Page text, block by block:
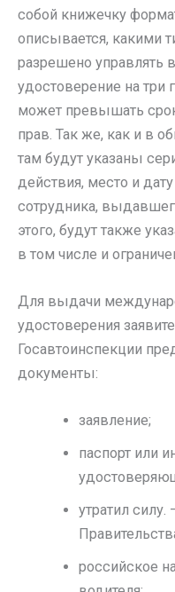
собой книжечку
описывается, какими
разрешено управлять
удостоверение на три
может превышать
прав. Так же, как и в
там будут указаны
действия, место и
сотрудника,
этого, будут также
в том числе и
Для выдачи
удостоверения
Госавтоинспекции
документы:
заявление;
паспорт или
утратил
российское